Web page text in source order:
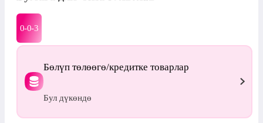
0-0-3
Бөлүп төлөөгө/кредитке товарлар
Бул дүкөндө